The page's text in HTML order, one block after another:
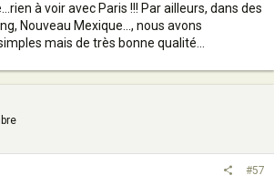
à voir avec Paris !!! Par ailleurs, dans des
Nouveau Mexique..., nous avons
mais de très bonne qualité...
#57